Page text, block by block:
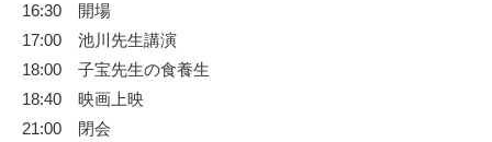
16:30 開場
17:00 池川先生講演
18:00 子宝先生の食養生
18:40 映画上映
21:00 閉会